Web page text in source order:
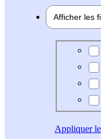
Afficher les
Appliquerle